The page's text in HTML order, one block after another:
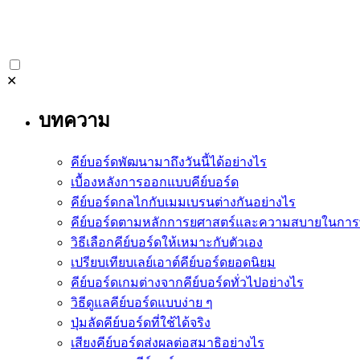
✕
บทความ
คีย์บอร์ดพัฒนามาถึงวันนี้ได้อย่างไร
เบื้องหลังการออกแบบคีย์บอร์ด
คีย์บอร์ดกลไกกับเมมเบรนต่างกันอย่างไร
คีย์บอร์ดตามหลักการยศาสตร์และความสบายในกา
วิธีเลือกคีย์บอร์ดให้เหมาะกับตัวเอง
เปรียบเทียบเลย์เอาต์คีย์บอร์ดยอดนิยม
คีย์บอร์ดเกมต่างจากคีย์บอร์ดทั่วไปอย่างไร
วิธีดูแลคีย์บอร์ดแบบง่าย ๆ
ปุ่มลัดคีย์บอร์ดที่ใช้ได้จริง
เสียงคีย์บอร์ดส่งผลต่อสมาธิอย่างไร